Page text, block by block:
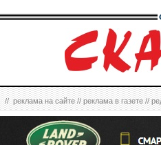
//реклама на сайте//реклама в газете//